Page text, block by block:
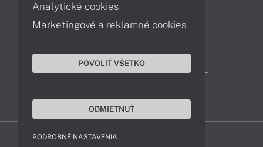
Kontakty
043 4224 771
Obchodné oddelenie
Reklamácia tovaru
Analytické cookies
Marketingové a reklamné cookies
POVOLIŤ VŠETKO
ODMIETNUŤ
PODROBNÉ NASTAVENIA